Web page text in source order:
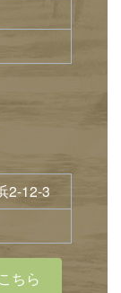
2-12-3
ちら